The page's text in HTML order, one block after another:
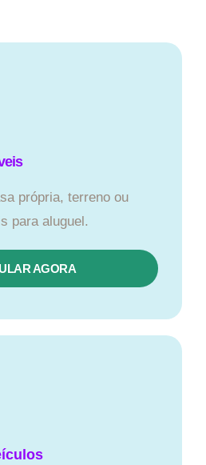
própria, terreno ou
para aluguel.
AGORA​